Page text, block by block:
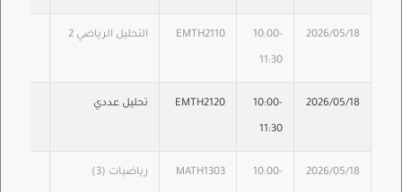
2026/05/18
10:00-
11:30
EMTH2110 التحليل الرياضي 2
2026/05/18
10:00-
11:30
EMTH2120 تحليل عددي
2026/05/18
10:00-
MATH1303 رياضيات (3)